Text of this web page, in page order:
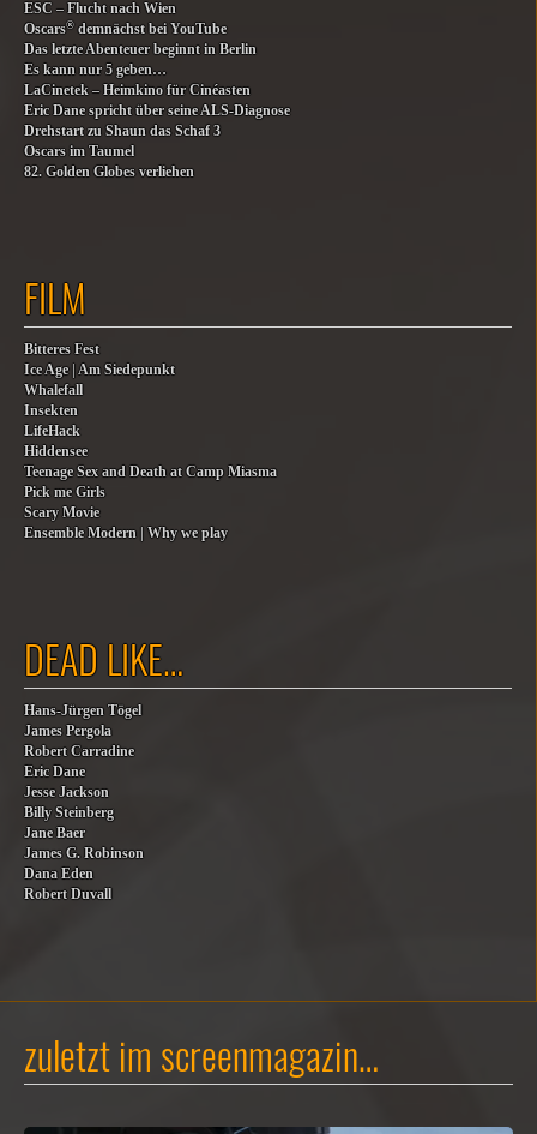
ESC – Flucht nach Wien
Oscars® demnächst bei YouTube
Das letzte Abenteuer beginnt in Berlin
Es kann nur 5 geben…
LaCinetek – Heimkino für Cinéasten
Eric Dane spricht über seine ALS-Diagnose
Drehstart zu Shaun das Schaf 3
Oscars im Taumel
82. Golden Globes verliehen
FILM
Bitteres Fest
Ice Age | Am Siedepunkt
Whalefall
Insekten
LifeHack
Hiddensee
Teenage Sex and Death at Camp Miasma
Pick me Girls
Scary Movie
Ensemble Modern | Why we play
DEAD LIKE…
Hans-Jürgen Tögel
James Pergola
Robert Carradine
Eric Dane
Jesse Jackson
Billy Steinberg
Jane Baer
James G. Robinson
Dana Eden
Robert Duvall
zuletzt im screenmagazin…